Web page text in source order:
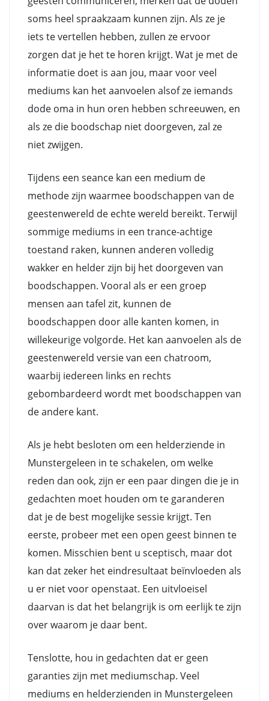
soms heel spraakzaam kunnen zijn. Als ze je
iets te vertellen hebben, zullen ze ervoor
zorgen dat je het te horen krijgt. Wat je met de
informatie doet is aan jou, maar voor veel
mediums kan het aanvoelen alsof ze iemands
dode oma in hun oren hebben schreeuwen, en
als ze die boodschap niet doorgeven, zal ze
niet zwijgen.
Tijdens een seance kan een medium de
methode zijn waarmee boodschappen van de
geestenwereld de echte wereld bereikt. Terwijl
sommige mediums in een trance-achtige
toestand raken, kunnen anderen volledig
wakker en helder zijn bij het doorgeven van
boodschappen. Vooral als er een groep
mensen aan tafel zit, kunnen de
boodschappen door alle kanten komen, in
willekeurige volgorde. Het kan aanvoelen als de
geestenwereld versie van een chatroom,
waarbij iedereen links en rechts
gebombardeerd wordt met boodschappen van
de andere kant.
Als je hebt besloten om een helderziende in
Munstergeleen in te schakelen, om welke
reden dan ook, zijn er een paar dingen die je in
gedachten moet houden om te garanderen
dat je de best mogelijke sessie krijgt. Ten
eerste, probeer met een open geest binnen te
komen. Misschien bent u sceptisch, maar dot
kan dat zeker het eindresultaat beïnvloeden als
u er niet voor openstaat. Een uitvloeisel
daarvan is dat het belangrijk is om eerlijk te zijn
over waarom je daar bent.
Tenslotte, hou in gedachten dat er geen
garanties zijn met mediumschap. Veel
mediums en helderzienden in Munstergeleen